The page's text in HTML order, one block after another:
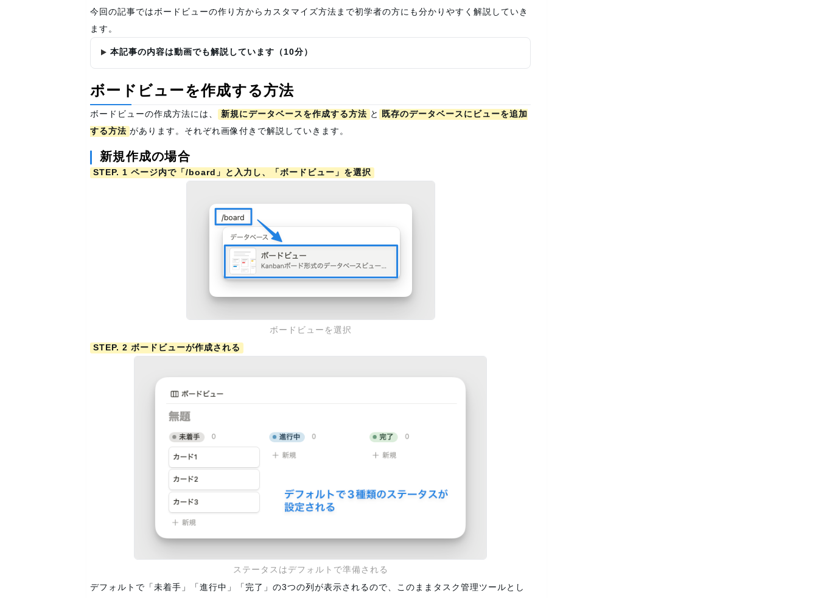
今回の記事ではボードビューの作り方からカスタマイズ方法まで初学者の方にも分かりやすく解説していき
ます。
本記事の内容は動画でも解説しています（10分）
ボードビューを作成する方法
ボードビューの作成方法には、 新規にデータベースを作成する方法 と
既存のデータベースにビューを追加
する方法 があります。それぞれ画像付きで解説していきます。
新規作成の場合
STEP. 1 ページ内で「/board」と入力し、「ボードビュー」を選択
ボードビューを選択
STEP. 2 ボードビューが作成される
ステータスはデフォルトで準備される
デフォルトで「未着手」「進行中」「完了」の3つの列が表示されるので、このままタスク管理ツールとし